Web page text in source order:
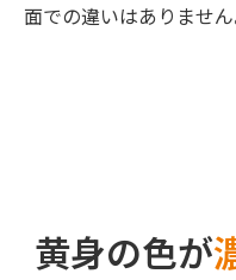
面での違いはありません
黄身の色が